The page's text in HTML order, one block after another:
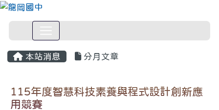
本站消息 分月文章
115年度智慧科技素養與程式設計創新應
用競賽